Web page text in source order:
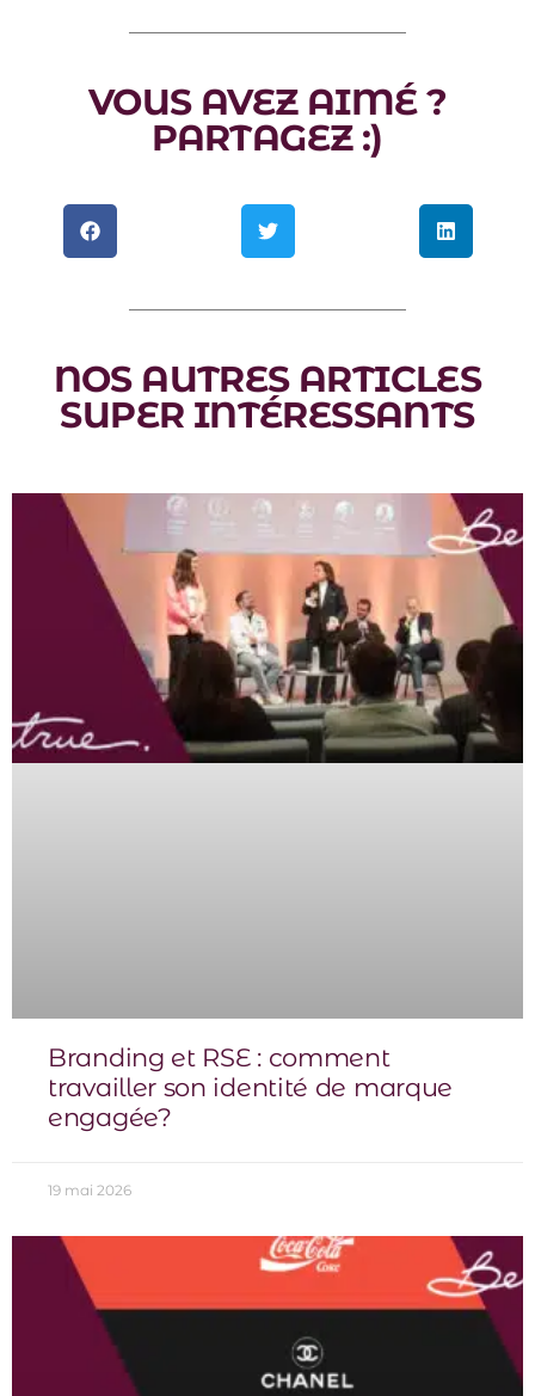
VOUS AVEZ AIMÉ ?
PARTAGEZ :)
NOS AUTRES ARTICLES
SUPER INTÉRESSANTS
Branding et RSE : comment
travailler son identité de marque
engagée?
19 mai 2026